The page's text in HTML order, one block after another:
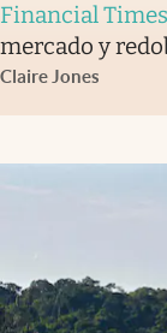
Financial Times
mercado y
Claire Jones